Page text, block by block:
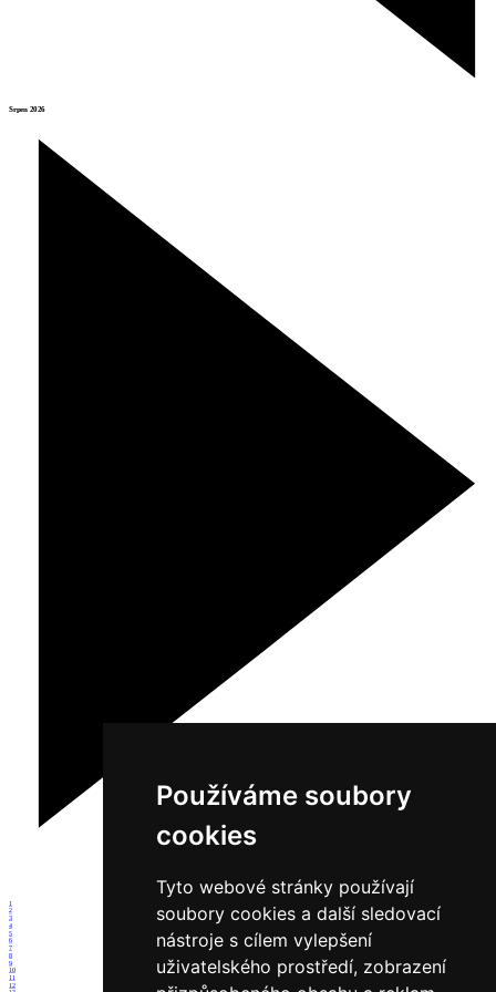
Používáme soubory
cookies
Tyto webové stránky používají
soubory cookies a další sledovací
nástroje s cílem vylepšení
uživatelského prostředí, zobrazení
Srpen 2026
1
2
3
4
5
6
7
8
9
10
11
12